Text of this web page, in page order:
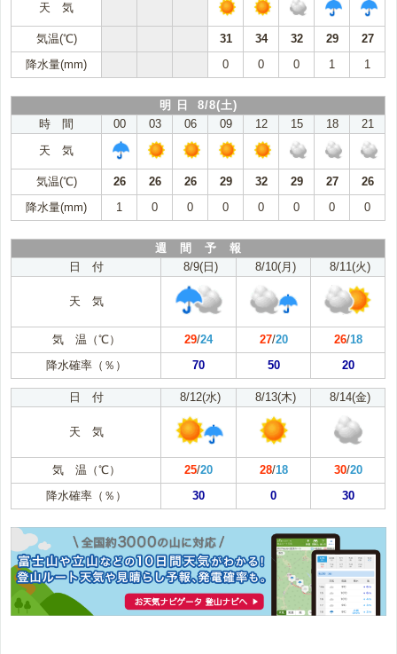
天 気
気温(℃) 31 34 32 29
27
降水量(mm)
0 0 0 1 1
明 日 8/8(土)
時 間
00 03 06 09 12 15 18
21
天 気
気温(℃) 26 26 26 29 32 29 27
26
降水量(mm)
1 0 0 0 0 0 0 0
週 間 予 報
日 付
8/9(日) 8/10(月) 8/11(火)
天 気
気 温（℃） 29/24 27/20 26/18
降水確率（％）
70 50 20
日 付 8/12(水) 8/13(木) 8/14(金)
天 気
気 温（℃） 25/20 28/18 30/20
降水確率（％）
30 0 30